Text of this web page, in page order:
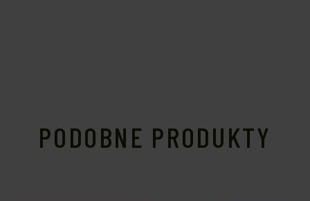
PODOBNE PRODUKTY